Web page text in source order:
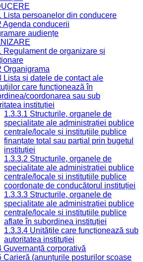
Lista persoanelor din conducere
Agenda conducerii
audiențe
Regulament de organizare și
Organigrama
Lista și datele de contact ale
care funcționează în
coordonarea sau sub
instituției
1.3.3.1 Structurile, organele de
specialitate ale administrației publice
centrale/locale și instituțiile publice
finanțate total sau parțial prin bugetul
instituției
1.3.3.2 Structurile, organele de
specialitate ale administrației publice
centrale/locale și instituțiile publice
coordonate de conducătorul instituției
1.3.3.3 Structurile, organele de
specialitate ale administrației publice
centrale/locale și instituțiile publice
aflate în subordinea instituției
1.3.3.4 Unitățile care funcționează sub
autoritatea instituției
Guvernanță corporativă
Carieră (anunțurile posturilor scoase